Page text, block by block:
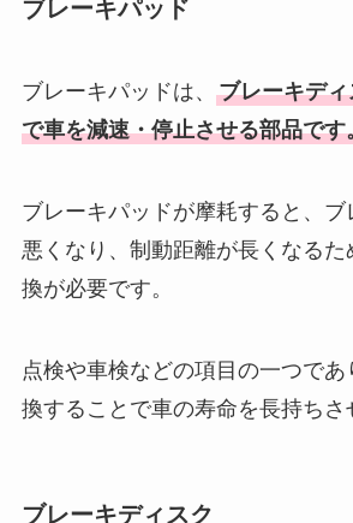
ブレーキパッド
ブレーキパッドは、 ブレーキデ
で車を減速・停止させる部品です
ブレーキパッドが摩耗すると、
悪くなり、制動距離が長くなるた
換が必要です。
点検や車検などの項目の一つで
換することで車の寿命を長持ちさ
ブレーキディスク